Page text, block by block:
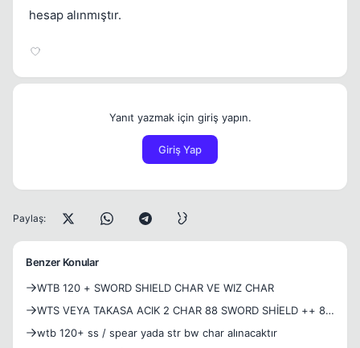
hesap alınmıştır.
Yanıt yazmak için giriş yapın.
Giriş Yap
Paylaş:
Benzer Konular
WTB 120 + SWORD SHIELD CHAR VE WIZ CHAR
WTS VEYA TAKASA ACIK 2 CHAR 88 SWORD SHİELD ++ 83
SPEAR NUKER CHAR SETLİ
wtb 120+ ss / spear yada str bw char alınacaktır